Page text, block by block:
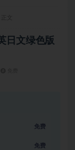
日文绿色版
免费
免费